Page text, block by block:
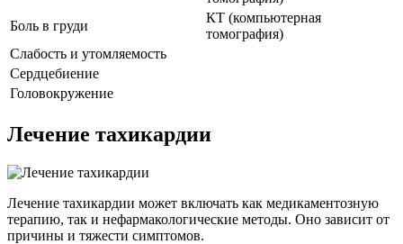
Боль в груди
КТ (компьютерная
томография)
Слабость и утомляемость
Сердцебиение
Головокружение
Лечение тахикардии
Лечение тахикардии может включать как медикаментозную
терапию, так и нефармакологические методы. Оно зависит от
причины и тяжести симптомов.